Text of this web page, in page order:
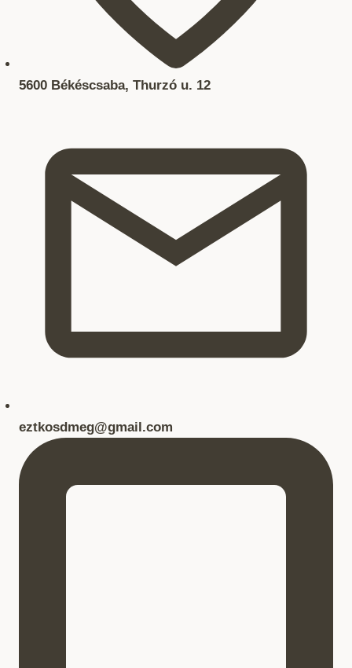
5600 Békéscsaba, Thurzó u. 12
eztkosdmeg@gmail.com